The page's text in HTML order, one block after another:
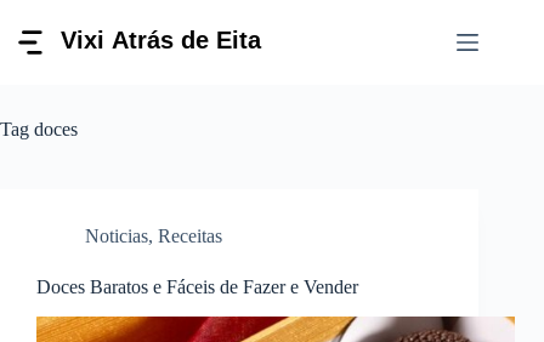
para
Tag doces
Noticias, Receitas
Doces Baratos e Fáceis de Fazer e Vender